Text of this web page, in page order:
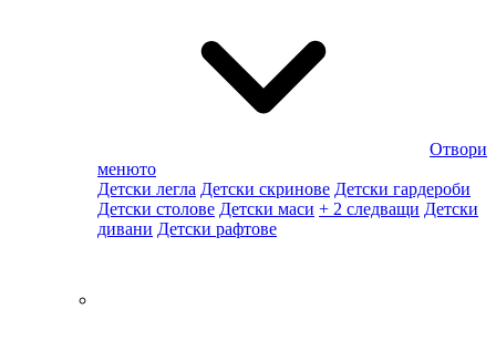
Отвори
менюто
Детски легла Детски скринове Детски гардероби
Детски столове Детски маси + 2 следващи Детски
дивани Детски рафтове